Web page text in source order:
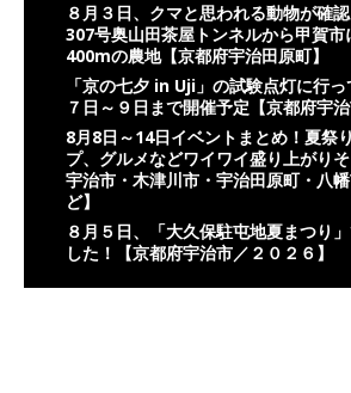
８月３日、クマと思われる動物が確
307号奥山田茶屋トンネルから甲賀市
400mの農地【京都府宇治田原町】
「京の七夕 in Uji」の試験点灯に行
７日～９日まで開催予定【京都府宇治
8月8日～14日イベントまとめ！夏祭
プ、グルメなどワイワイ盛り上がり
宇治市・木津川市・宇治田原町・八
ど】
８月５日、「大久保駐屯地夏まつり
した！【京都府宇治市／２０２６】